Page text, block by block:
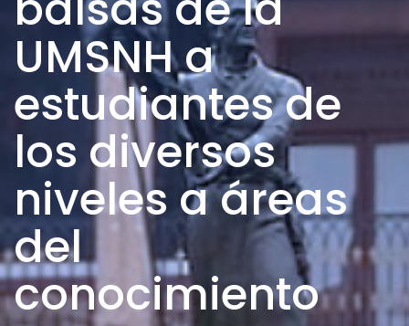
UMSNH a
estudiantes de
los diversos
niveles a áreas
del
conocimiento